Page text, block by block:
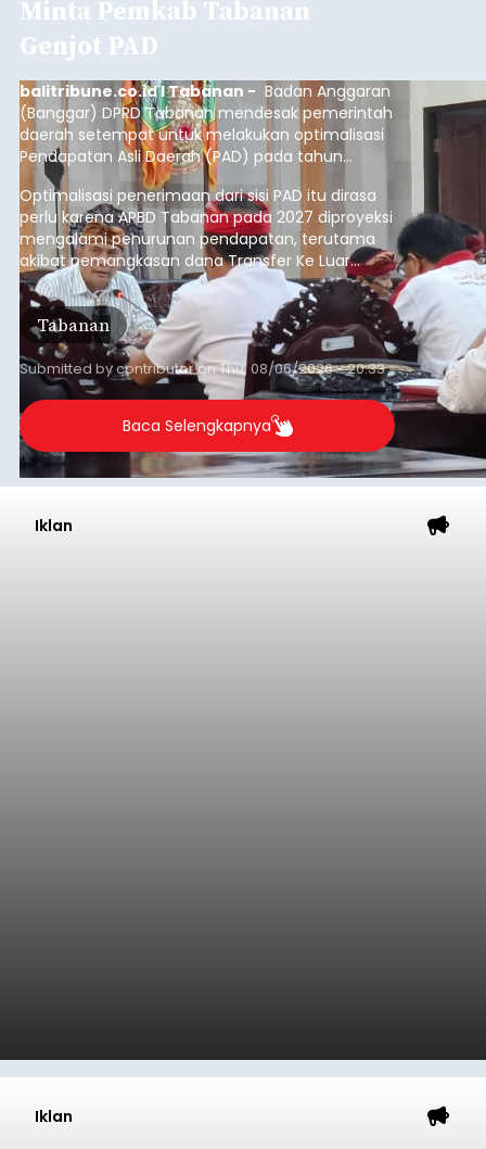
Minta Pemkab Tabanan
Genjot PAD
balitribune.co.id I Tabanan - Badan Anggaran
(Banggar) DPRD Tabanan mendesak pemerintah
daerah setempat untuk melakukan optimalisasi
Pendapatan Asli Daerah (PAD) pada tahun
anggaran 2027.
Optimalisasi penerimaan dari sisi PAD itu dirasa
perlu karena APBD Tabanan pada 2027 diproyeksi
mengalami penurunan pendapatan, terutama
akibat pemangkasan dana Transfer Ke Luar
Daerah (TKD) dari pemerintah pusat.
Tabanan
Submitted bycontributoronThu, 08/06/2026 - 20:33
Baca Selengkapnya
Iklan
Iklan